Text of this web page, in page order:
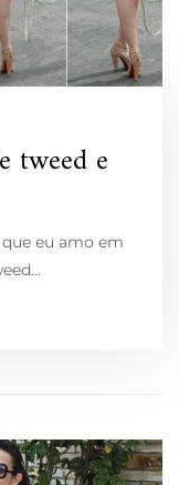
tweed e
eu amo em